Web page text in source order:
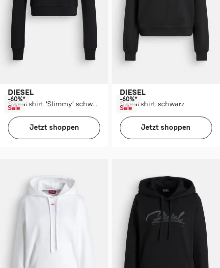
DIESEL
Sweatshirt 'Slimmy' schwarz
-60%*
Sale
Jetzt shoppen
DIESEL
Sweatshirt schwarz
-60%*
Sale
Jetzt shoppen